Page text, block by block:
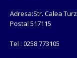
Adresa:Str.
Postal 517115
Tel : 0258 773105